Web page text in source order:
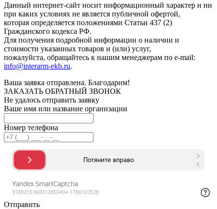
Данный интернет-сайт носит информационный характер и ни
при каких условиях не является публичной офертой,
которая определяется положениями Статьи 437 (2)
Гражданского кодекса РФ.
Для получения подробной информации о наличии и
стоимости указанных товаров и (или) услуг,
пожалуйста, обращайтесь к нашим менеджерам по e-mail:
info@interarm-ekb.ru.
Ваша заявка отправлена. Благодарим!
ЗАКАЗАТЬ ОБРАТНЫЙ ЗВОНОК
Не удалось отправить заявку
Ваше имя или название организации
Номер телефона
Отправить